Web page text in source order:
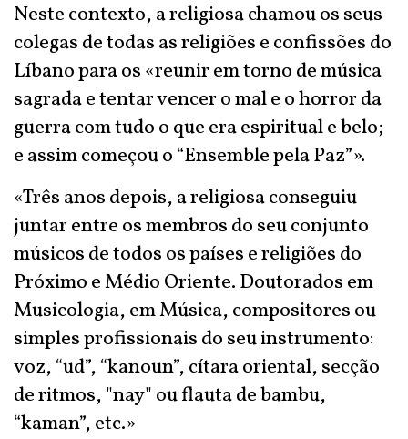
Neste contexto, a religiosa chamou os seus
colegas de todas as religiões e confissões do
Líbano para os «reunir em torno de música
sagrada e tentar vencer o mal e o horror da
guerra com tudo o que era espiritual e belo;
e assim começou o “Ensemble pela Paz”».
«Três anos depois, a religiosa conseguiu
juntar entre os membros do seu conjunto
músicos de todos os países e religiões do
Próximo e Médio Oriente. Doutorados em
Musicologia, em Música, compositores ou
simples profissionais do seu instrumento:
voz, “ud”, “kanoun”, cítara oriental, secção
de ritmos, "nay" ou flauta de bambu,
“kaman”, etc.»